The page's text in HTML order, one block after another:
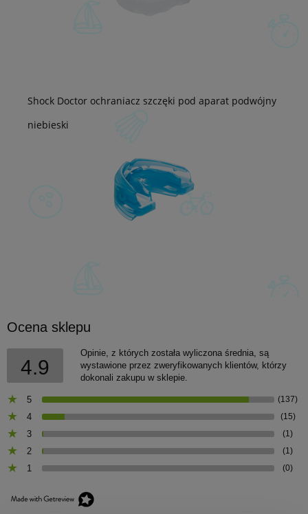
Shock Doctor ochraniacz szczęki pod aparat podwójny
niebieski
Ocena sklepu
4.9
Opinie, z których została wyliczona średnia, są
wystawione przez zweryfikowanych klientów, którzy
dokonali zakupu w sklepie.
5 (137)
4 (15)
3 (1)
2 (1)
1 (0)